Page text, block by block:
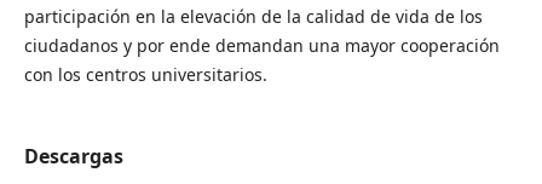
participación en la elevación de la calidad de vida de los
ciudadanos y por ende demandan una mayor cooperación
con los centros universitarios.
Descargas